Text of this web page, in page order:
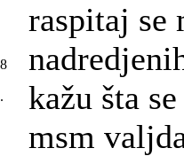
raspitaj se
kažu šta
msm